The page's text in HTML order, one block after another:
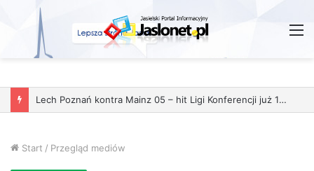
Lech Poznań kontra Mainz 05 – hit Ligi Konferencji już 11 grudnia
Start / Przegląd mediów